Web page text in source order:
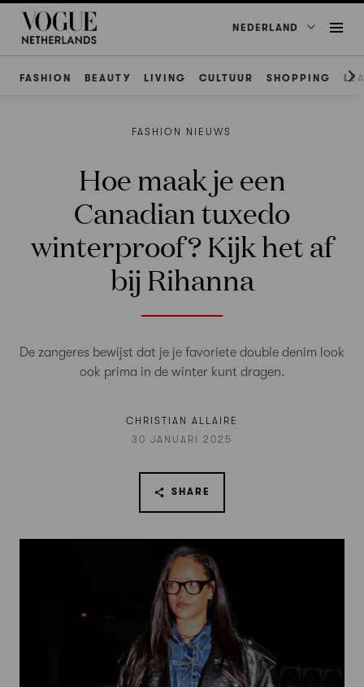
NEDERLAND
FASHION BEAUTY LIVING CULTUUR SHOPPING
FASHION NIEUWS
Hoe maak je een
Canadian tuxedo
winterproof? Kijk het af
bij Rihanna
De zangeres bewijst dat je je favoriete double denim look
ook prima in de winter kunt dragen.
CHRISTIAN ALLAIRE
30 JANUARI 2025
SHARE